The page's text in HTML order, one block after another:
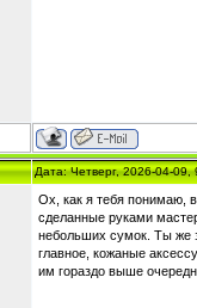
Дата: Четверг, 2026-04-
Ох, как я тебя понимаю,
сделанные руками
небольших сумок. Ты же
главное, кожаные
им гораздо выше